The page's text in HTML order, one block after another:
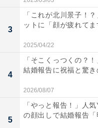
3
「これが北川景子！
ットに「顔が疲れて
2025/04/22
4
「そこくっつくの？
結婚報告に祝福と驚
2026/08/07
5
「やっと報告！」人
の顔出しで結婚報告